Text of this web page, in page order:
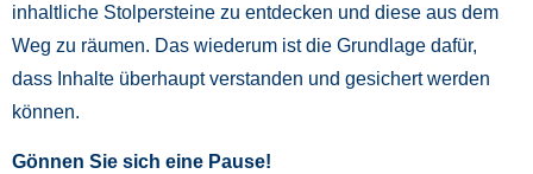
inhaltliche Stolpersteine zu entdecken und diese aus dem
Weg zu räumen. Das wiederum ist die Grundlage dafür,
dass Inhalte überhaupt verstanden und gesichert werden
können.
Gönnen Sie sich eine Pause!